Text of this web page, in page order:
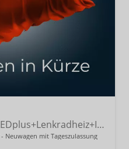
LIFE eHybrid AHK+360°+LEDplus+Lenkradheiz+IQ.Drive+ACC+AppConnect+eHeck
Neuwagen mit Tageszulassung